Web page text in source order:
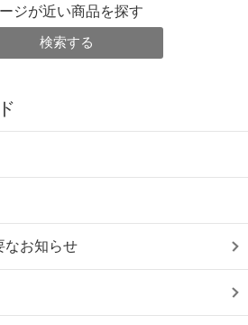
ジが近い商品を探す
検索する
なお知らせ